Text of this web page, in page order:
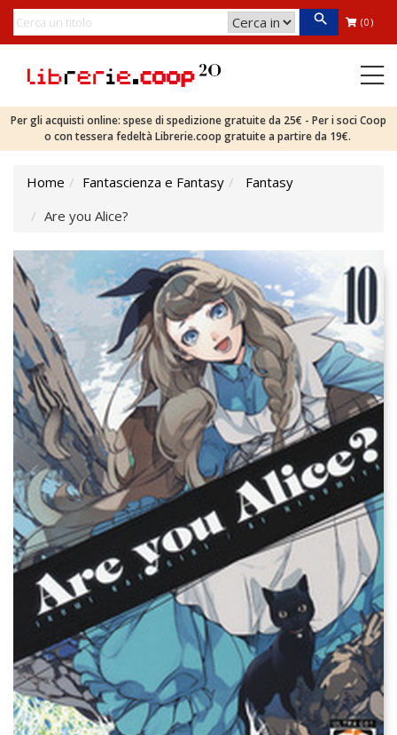
(0)
Per gli acquisti online: spese di spedizione gratuite da 25€ - Per i soci Coop
o con tessera fedeltà Librerie.coop gratuite a partire da 19€.
Home Fantascienza e Fantasy
Fantasy
Are you Alice?